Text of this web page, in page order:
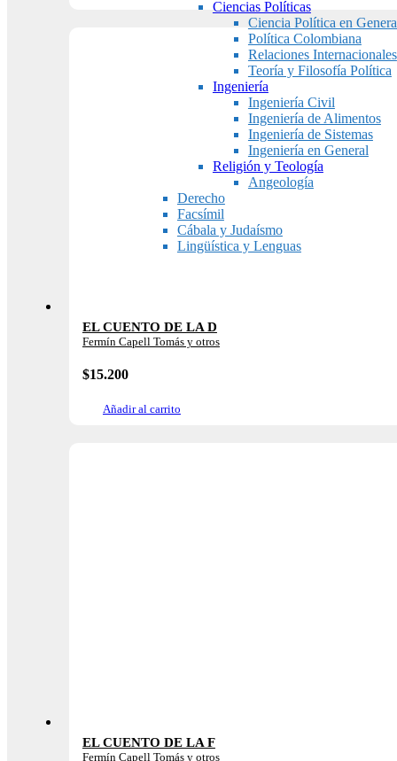
Ciencias Políticas
Ciencia Política en
Política Colombiana
Relaciones Internacionales
Teoría y Filosofía Política
Ingeniería
Ingeniería Civil
Ingeniería de Alimentos
Ingeniería de Sistemas
Ingeniería en General
Religión y Teología
Angeología
Derecho
Facsímil
Cábala y Judaísmo
Lingüística y Lenguas
EL CUENTO DE LA D
Fermín Capell Tomás y otros
$15.200
Añadir al carrito
EL CUENTO DE LA F
Fermín Capell Tomás y otros